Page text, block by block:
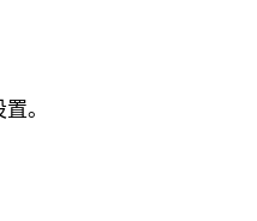
。